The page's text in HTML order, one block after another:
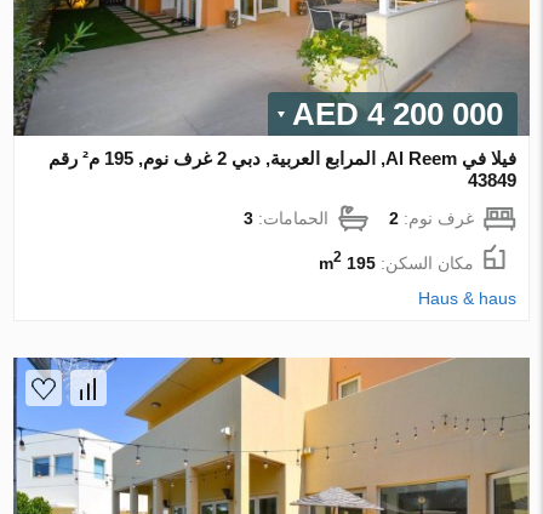
4 200 000 AED
فيلا في Al Reem, المرابع العربية, دبي 2 غرف نوم, 195 م² رقم
43849
غرف نوم:2 الحمامات:3
مكان السكن:195 m
2
Haus & haus